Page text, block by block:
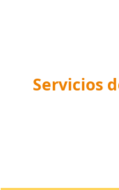
Servicios